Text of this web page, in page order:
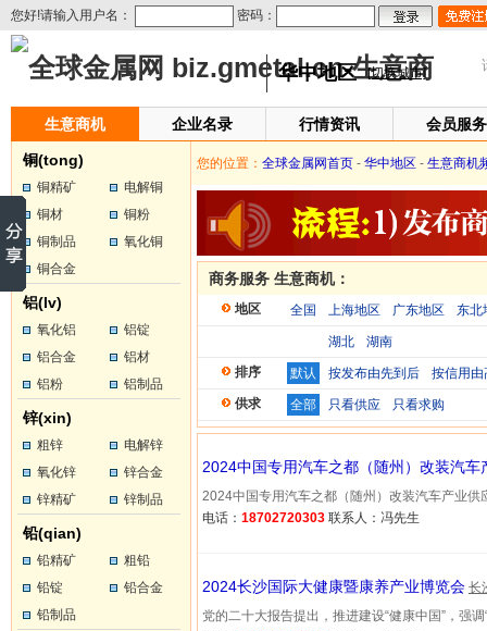
您好!请输入用户名： 密码：
华中地区 [切换城市]
生意商机 企业名录 行情资讯 会员服务
铜(tong)
铜精矿
电解铜
铜材
铜粉
铜制品
氧化铜
铜合金
铝(lv)
氧化铝
铝锭
铝合金
铝材
铝粉
铝制品
锌(xin)
粗锌
电解锌
氧化锌
锌合金
锌精矿
锌制品
铅(qian)
铅精矿
粗铅
铅锭
铅合金
铅制品
您的位置： 全球金属网首页 - 华中地区 - 生意商机
商务服务 生意商机：
地区 全国 上海地区 广东地区 东北
湖北
湖南
排序
默认 按发布由先到后
按信用由
供求
全部 只看供应 只看求购
2024中国专用汽车之都（随州）改装汽车
2024中国专用汽车之都（随州）改装汽车产业
电话： 18702720303 联系人：冯先生
2024长沙国际大健康暨康养产业博览会 长
党的二十大报告提出，推进建设“健康中国”，强